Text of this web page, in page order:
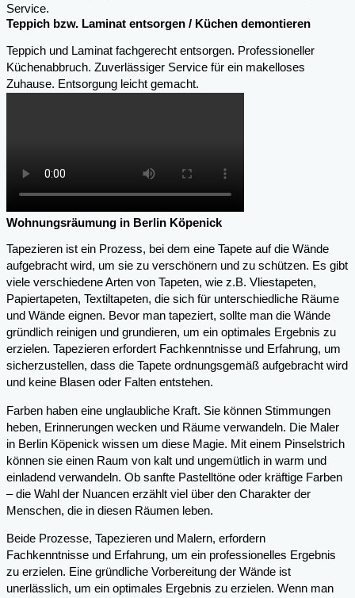
Service.
Teppich bzw. Laminat entsorgen / Küchen demontieren
Teppich und Laminat fachgerecht entsorgen. Professioneller
Küchenabbruch. Zuverlässiger Service für ein makelloses
Zuhause. Entsorgung leicht gemacht.
Wohnungsräumung in Berlin Köpenick
Tapezieren ist ein Prozess, bei dem eine Tapete auf die Wände
aufgebracht wird, um sie zu verschönern und zu schützen. Es gibt
viele verschiedene Arten von Tapeten, wie z.B. Vliestapeten,
Papiertapeten, Textiltapeten, die sich für unterschiedliche Räume
und Wände eignen. Bevor man tapeziert, sollte man die Wände
gründlich reinigen und grundieren, um ein optimales Ergebnis zu
erzielen. Tapezieren erfordert Fachkenntnisse und Erfahrung, um
sicherzustellen, dass die Tapete ordnungsgemäß aufgebracht wird
und keine Blasen oder Falten entstehen.
Farben haben eine unglaubliche Kraft. Sie können Stimmungen
heben, Erinnerungen wecken und Räume verwandeln. Die Maler
in Berlin Köpenick wissen um diese Magie. Mit einem Pinselstrich
können sie einen Raum von kalt und ungemütlich in warm und
einladend verwandeln. Ob sanfte Pastelltöne oder kräftige Farben
– die Wahl der Nuancen erzählt viel über den Charakter der
Menschen, die in diesen Räumen leben.
Beide Prozesse, Tapezieren und Malern, erfordern
Fachkenntnisse und Erfahrung, um ein professionelles Ergebnis
zu erzielen. Eine gründliche Vorbereitung der Wände ist
unerlässlich, um ein optimales Ergebnis zu erzielen. Wenn man